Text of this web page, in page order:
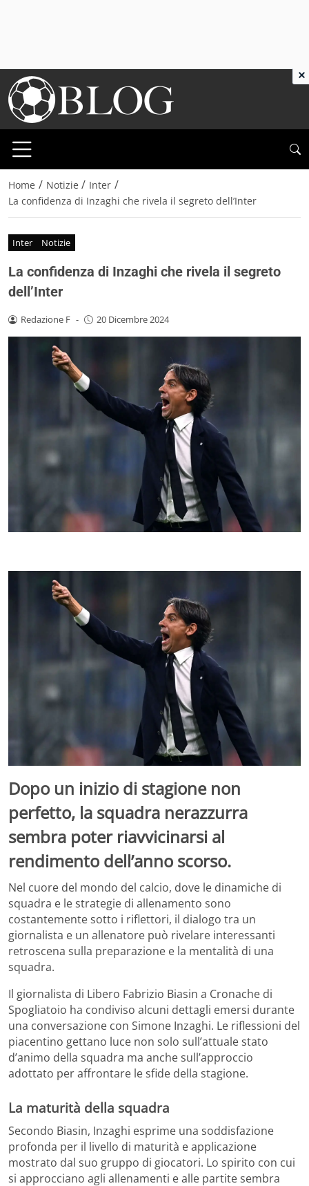
Home / Notizie / Inter /
La confidenza di Inzaghi che rivela il segreto dell’Inter
Inter Notizie
La confidenza di Inzaghi che rivela il segreto
dell’Inter
Redazione F - 20 Dicembre 2024
Dopo un inizio di stagione non
perfetto, la squadra nerazzurra
sembra poter riavvicinarsi al
rendimento dell’anno scorso.
Nel cuore del mondo del calcio, dove le dinamiche di
squadra e le strategie di allenamento sono
costantemente sotto i riflettori, il dialogo tra un
giornalista e un allenatore può rivelare interessanti
retroscena sulla preparazione e la mentalità di una
squadra.
Il giornalista di Libero Fabrizio Biasin a Cronache di
Spogliatoio ha condiviso alcuni dettagli emersi durante
una conversazione con Simone Inzaghi. Le riflessioni del
piacentino gettano luce non solo sull’attuale stato
d’animo della squadra ma anche sull’approccio
adottato per affrontare le sfide della stagione.
La maturità della squadra
Secondo Biasin, Inzaghi esprime una soddisfazione
profonda per il livello di maturità e applicazione
mostrato dal suo gruppo di giocatori. Lo spirito con cui
si approcciano agli allenamenti e alle partite sembra
×